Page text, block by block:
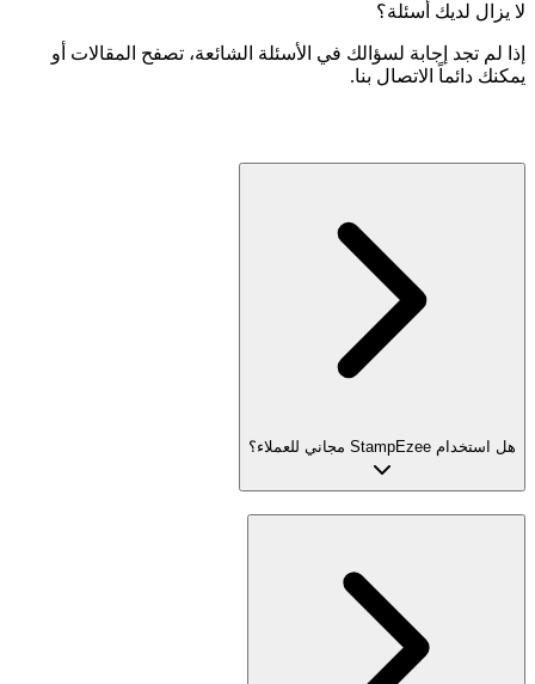
لا يزال لديك أسئلة؟
إذا لم تجد إجابة لسؤالك في الأسئلة الشائعة، تصفح المقالات أو
يمكنك دائماً الاتصال بنا.
هل استخدام StampEzee مجاني للعملاء؟